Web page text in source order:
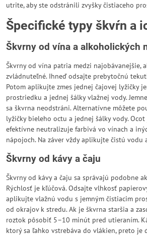
utrite, aby ste odstránili zvyšky čistiaceho
Špecifické typy škvŕn a
Škvrny od vína a alkoholických
Škvrny od vína patria medzi najobávanejšie,
zvládnuteľné. Ihneď odsajte prebytočnú
Potom aplikujte zmes jednej čajovej lyžičky
prostriedku a jednej šálky vlažnej vody.
sa škvrna neodstráni. Alternatívne môžete
lyžičky bieleho octu a jednej šálky vody.
efektívne neutralizuje farbivá vo vínach a
nápojoch. Na záver vždy aplikujte čistú vodu
Škvrny od kávy a čaju
Škvrny od kávy a čaju sa správajú podobne
Rýchlosť je kľúčová. Odsajte vlhkosť
aplikujte vlažnú vodu s jemným čistiacim
od okrajov k stredu. Ak je škvrna staršia a
roztok pôsobiť 5–10 minút pred utieraním.
ktorý sa ľahko vstrebáva do vlákien, preto je